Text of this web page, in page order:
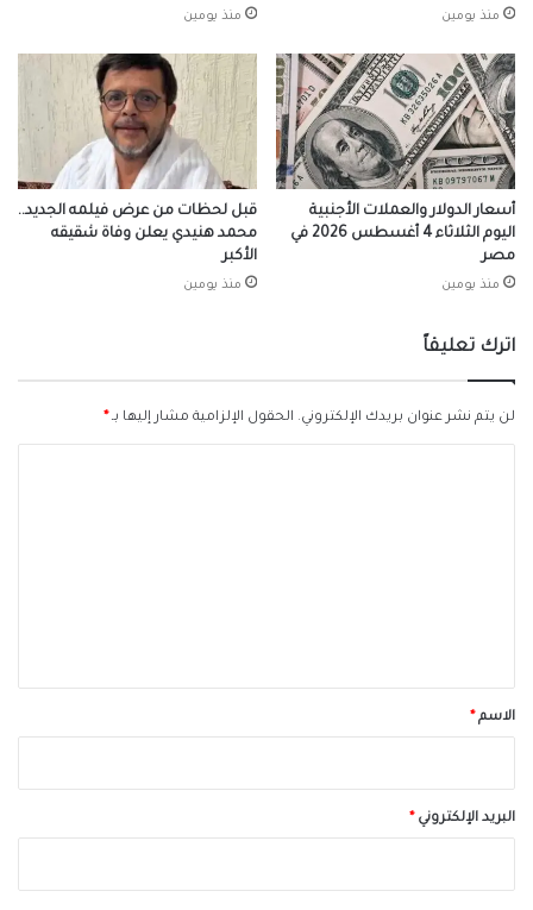
منذ يومين منذ يومين
أسعار الدولار والعملات الأجنبية
اليوم الثلاثاء 4 أغسطس 2026 في
مصر
منذ يومين
قبل لحظات من عرض فيلمه الجديد..
محمد هنيدي يعلن وفاة شقيقه
الأكبر
منذ يومين
اترك تعليقاً
لن يتم نشر عنوان بريدك الإلكتروني. الحقول الإلزامية مشار إليها بـ*
*الاسم*
البريد الإلكتروني*